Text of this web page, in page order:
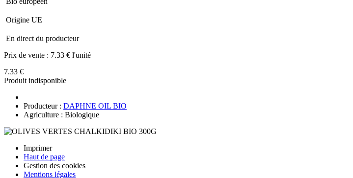
Origine UE
En direct du producteur
Prix de vente : 7.33 € l'unité
7.33 €
Produit indisponible
Producteur : DAPHNE OIL BIO
Agriculture : Biologique
Imprimer
Haut de page
Gestion des cookies
Mentions légales